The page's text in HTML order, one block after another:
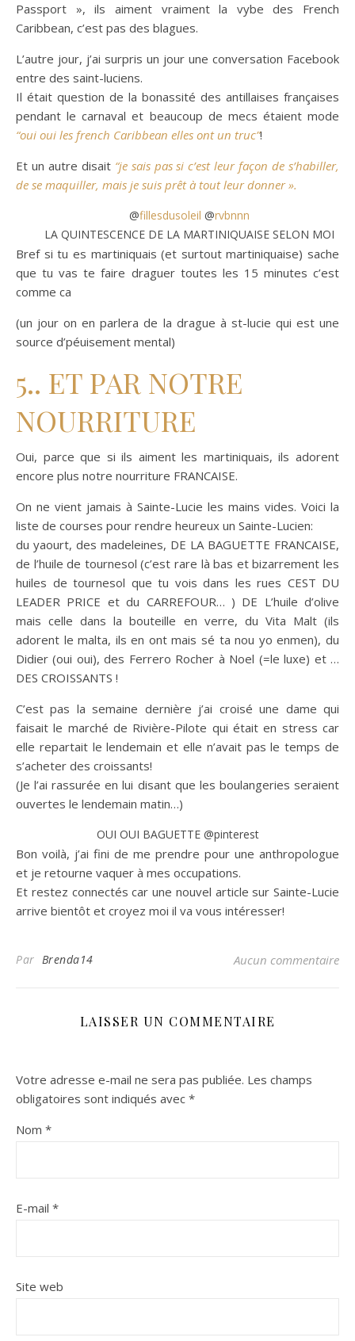
Passport », ils aiment vraiment la vybe des French
Caribbean, c’est pas des blagues.
L’autre jour, j’ai surpris un jour une conversation Facebook
entre des saint-luciens.
Il était question de la bonassité des antillaises françaises
pendant le carnaval et beaucoup de mecs étaient mode
“oui oui les french Caribbean elles ont un truc”!
Et un autre disait “je sais pas si c’est leur façon de s’habiller,
de se maquiller, mais je suis prêt à tout leur donner ».
@fillesdusoleil @rvbnnn
LA QUINTESCENCE DE LA MARTINIQUAISE SELON MOI
Bref si tu es martiniquais (et surtout martiniquaise) sache
que tu vas te faire draguer toutes les 15 minutes c’est
comme ca
(un jour on en parlera de la drague à st-lucie qui est une
source d’péuisement mental)
5.. ET PAR NOTRE
NOURRITURE
Oui, parce que si ils aiment les martiniquais, ils adorent
encore plus notre nourriture FRANCAISE.
On ne vient jamais à Sainte-Lucie les mains vides. Voici la
liste de courses pour rendre heureux un Sainte-Lucien:
du yaourt, des madeleines, DE LA BAGUETTE FRANCAISE,
de l’huile de tournesol (c’est rare là bas et bizarrement les
huiles de tournesol que tu vois dans les rues CEST DU
LEADER PRICE et du CARREFOUR… ) DE L’huile d’olive
mais celle dans la bouteille en verre, du Vita Malt (ils
adorent le malta, ils en ont mais sé ta nou yo enmen), du
Didier (oui oui), des Ferrero Rocher à Noel (=le luxe) et …
DES CROISSANTS !
C’est pas la semaine dernière j’ai croisé une dame qui
faisait le marché de Rivière-Pilote qui était en stress car
elle repartait le lendemain et elle n’avait pas le temps de
s’acheter des croissants!
(Je l’ai rassurée en lui disant que les boulangeries seraient
ouvertes le lendemain matin…)
OUI OUI BAGUETTE @pinterest
Bon voilà, j’ai fini de me prendre pour une anthropologue
et je retourne vaquer à mes occupations.
Et restez connectés car une nouvel article sur Sainte-Lucie
arrive bientôt et croyez moi il va vous intéresser!
Par Brenda14 Aucun commentaire
LAISSER UN COMMENTAIRE
Votre adresse e-mail ne sera pas publiée. Les champs
obligatoires sont indiqués avec *
Nom *
E-mail *
Site web